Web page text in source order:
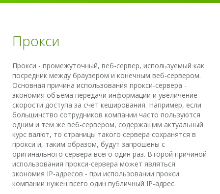
Прокси
Прокси - промежуточный, веб-сервер, используемый как
посредник между браузером и конечным веб-сервером.
Основная причина использования прокси-сервера -
экономия объема передачи информации и увеличение
скорости доступа за счет кеширования. Например, если
большинство сотрудников компании часто пользуются
одним и тем же веб-сервером, содержащим актуальный
курс валют, то страницы такого сервера сохранятся в
прокси и, таким образом, будут запрошены с
оригинального сервера всего один раз. Второй причиной
использования прокси-сервера может являться
экономия IP-адресов - при использовании прокси
компании нужен всего один публичный IP-адрес.